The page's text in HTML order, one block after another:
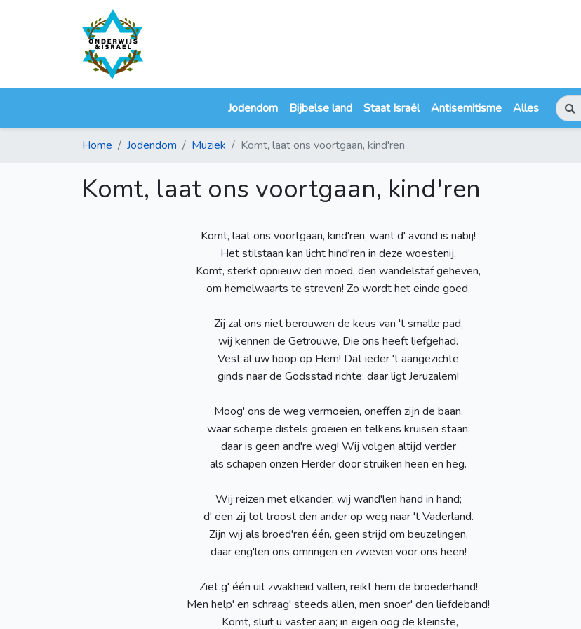
Jodendom Bijbelse land Staat Israël Antisemitisme Alles
Home Jodendom Muziek Komt, laat ons voortgaan, kind'ren
Komt, laat ons voortgaan, kind'ren
Komt, laat ons voortgaan, kind'ren, want d' avond is nabij!
Het stilstaan kan licht hind'ren in deze woestenij.
Komt, sterkt opnieuw den moed, den wandelstaf geheven,
om hemelwaarts te streven! Zo wordt het einde goed.
Zij zal ons niet berouwen de keus van 't smalle pad,
wij kennen de Getrouwe, Die ons heeft liefgehad.
Vest al uw hoop op Hem! Dat ieder 't aangezichte
ginds naar de Godsstad richte: daar ligt Jeruzalem!
Moog' ons de weg vermoeien, oneffen zijn de baan,
waar scherpe distels groeien en telkens kruisen staan:
daar is geen and're weg! Wij volgen altijd verder
als schapen onzen Herder door struiken heen en heg.
Wij reizen met elkander, wij wand'len hand in hand;
d' een zij tot troost den ander op weg naar 't Vaderland.
Zijn wij als broed'ren één, geen strijd om beuzelingen,
daar eng'len ons omringen en zweven voor ons heen!
Ziet g' één uit zwakheid vallen, reikt hem de broederhand!
Men help' en schraag' steeds allen, men snoer' den liefdeband!
Komt, sluit u vaster aan; in eigen oog de kleinste,